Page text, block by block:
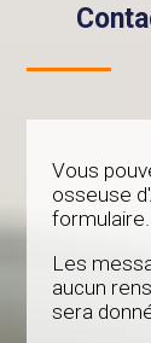
Vous
osseuse
formulaire.
Les
aucun
sera